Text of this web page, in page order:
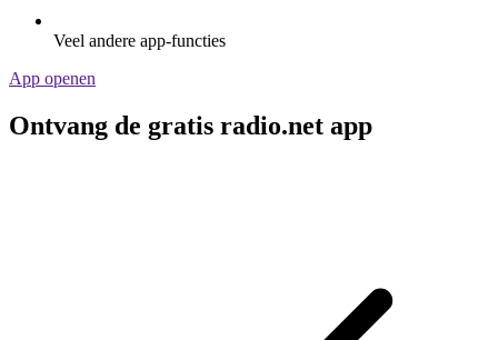
Veel andere app-functies
App openen
Ontvang de gratis radio.net app